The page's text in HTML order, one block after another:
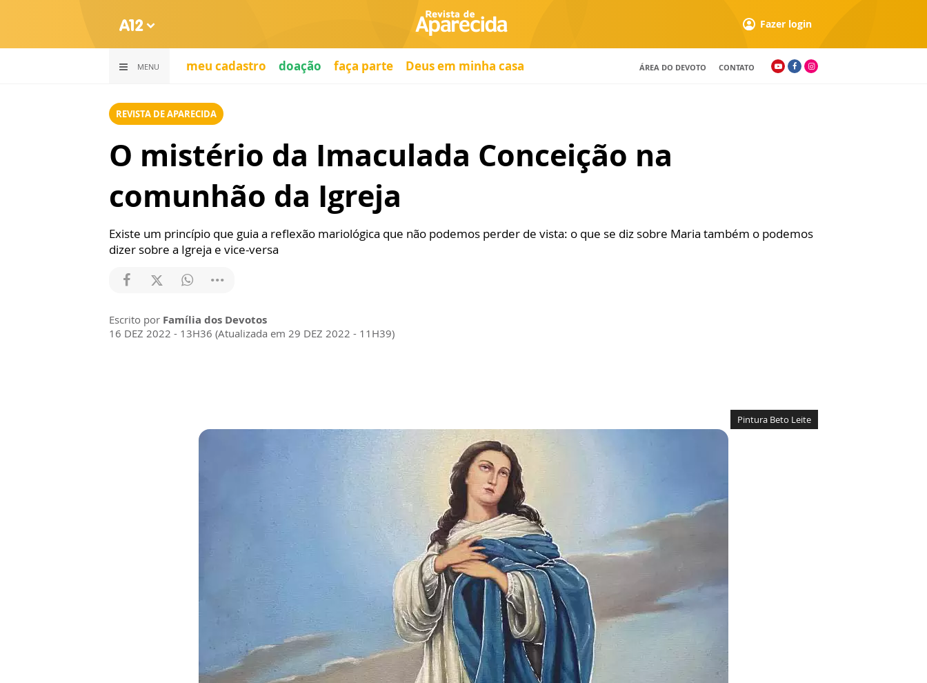
Fazer login
MENU meu cadastro doação faça parte Deus em minha casa ÁREA DO DEVOTO CONTATO
REVISTA DE APARECIDA
O mistério da Imaculada Conceição na
comunhão da Igreja
Existe um princípio que guia a reflexão mariológica que não podemos perder de vista: o que se diz sobre Maria também o podemos
dizer sobre a Igreja e vice-versa
Escrito por Família dos Devotos
16 DEZ 2022 - 13H36 (Atualizada em 29 DEZ 2022 - 11H39)
Pintura Beto Leite